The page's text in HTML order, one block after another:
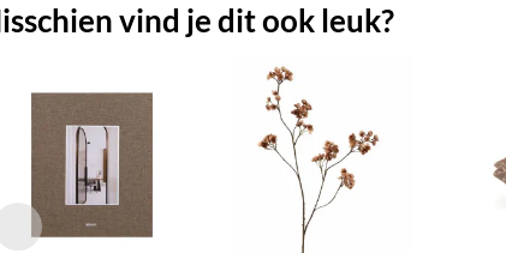
vind je dit ook leuk?
TOEVOEGEN
AAN JOUW
FAVORIETEN
TOEVOEGEN
AAN JOUW
FAVORIETEN